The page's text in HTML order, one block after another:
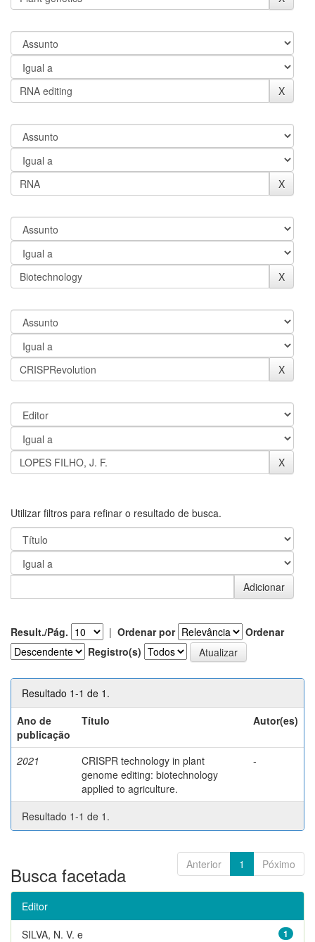
Utilizar filtros para refinar o resultado de busca.
Result./Pág. | Ordenar por
Ordenar
Registro(s)
Resultado 1-1 de 1.
Ano de
publicação
Título Autor(es)
2021
CRISPR technology in plant
genome editing: biotechnology
applied to agriculture.
-
Resultado 1-1 de 1.
Anterior 1 Póximo
Busca facetada
Editor
1
SILVA, N. V. e